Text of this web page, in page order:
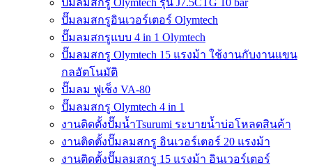
ปั๊มลมสกรู Olymtech รุ่น J7.5CTG 10 bar
ปั๊มลมสกรูอินเวอร์เตอร์ Olymtech
ปั๊มลมสกรูแบบ 4 in 1 Olymtech
ปั๊มลมสกรู Olymtech 15 แรงม้า ใช้งานกับงานแขน
กลอัตโนมัติ
ปั๊มลม ฟูเช็ง VA-80
ปั๊มลมสกรู Olymtech 4 in 1
งานติดตั้งปั๊มน้ำTsurumi ระบายน้ำบ่อโหลดสินค้า
งานติดตั้งปั๊มลมสกรู อินเวอร์เตอร์ 20 แรงม้า
งานติดตั้งปั๊มลมสกรู 15 แรงม้า อินเวอร์เตอร์